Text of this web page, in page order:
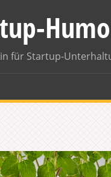
für Startup-